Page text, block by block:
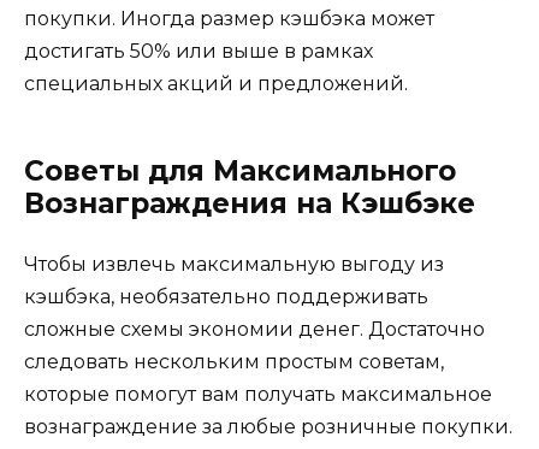
покупки. Иногда размер кэшбэка может
достигать 50% или выше в рамках
специальных акций и предложений.
Советы для Максимального
Вознаграждения на Кэшбэке
Чтобы извлечь максимальную выгоду из
кэшбэка, необязательно поддерживать
сложные схемы экономии денег. Достаточно
следовать нескольким простым советам,
которые помогут вам получать максимальное
вознаграждение за любые розничные покупки.